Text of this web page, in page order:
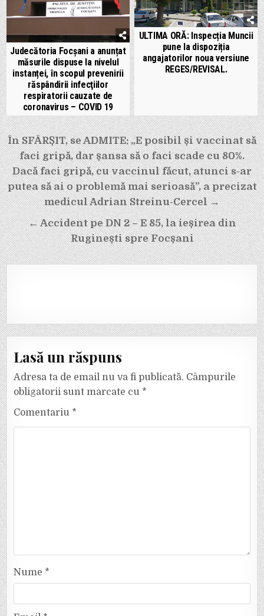
Judecătoria Focșani a anunțat
măsurile dispuse la nivelul
instanței, în scopul prevenirii
răspândirii infecţiilor
respiratorii cauzate de
coronavirus – COVID 19
ULTIMA ORĂ: Inspecția Muncii
pune la dispoziția
angajatorilor noua versiune
REGES/REVISAL.
Navigare
în
articole
În SFÂRȘIT, se ADMITE: „E posibil și vaccinat să
faci gripă, dar șansa să o faci scade cu 80%.
Dacă faci gripă, cu vaccinul făcut, atunci s-ar
putea să ai o problemă mai serioasă”, a precizat
medicul Adrian Streinu-Cercel →
← Accident pe DN 2 – E 85, la ieșirea din
Ruginești spre Focșani
Lasă un răspuns
Adresa ta de email nu va fi publicată. Câmpurile
obligatorii sunt marcate cu *
Comentariu *
Nume *